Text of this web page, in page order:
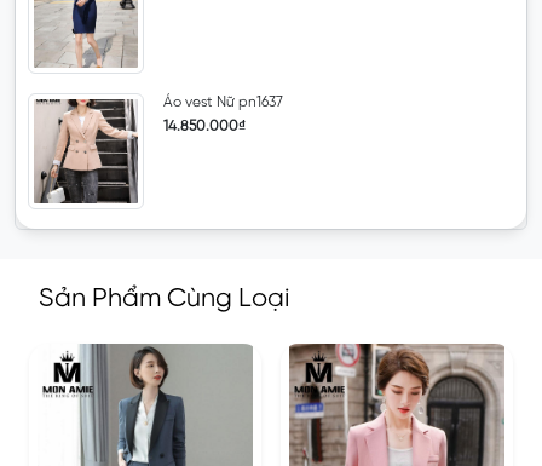
Áo vest Nữ pn1637
14.850.000₫
Sản Phẩm Cùng Loại